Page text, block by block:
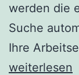
werden die
Suche
Ihre
weiterlesen